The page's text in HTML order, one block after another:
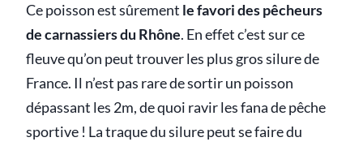
Ce poisson est sûrement le favori des pêcheurs
de carnassiers du Rhône. En effet c’est sur ce
fleuve qu’on peut trouver les plus gros silure de
France. Il n’est pas rare de sortir un poisson
dépassant les 2m, de quoi ravir les fana de pêche
sportive ! La traque du silure peut se faire du